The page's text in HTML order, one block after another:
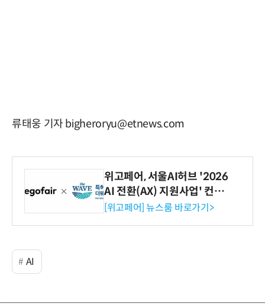
류태웅 기자 bigheroryu@etnews.com
위고페어, 서울AI허브 '2026
AI 전환(AX) 지원사업' 컨소
시엄 선정
[위고페어] 뉴스룸 바로가기>
AI